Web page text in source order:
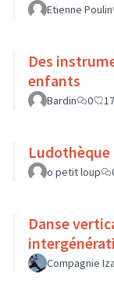
Etienne Poulin
Des
enfants
Bardin 0 17
o petit loup
Danse
Compagnie